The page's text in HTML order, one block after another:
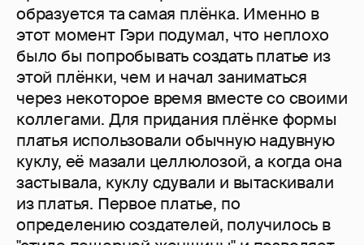
образуется та самая плёнка. Именно в
этот момент Гэри подумал, что неплохо
было бы попробывать создать платье из
этой плёнки, чем и начал заниматься
через некоторое время вместе со своими
коллегами. Для придания плёнке формы
платья использовали обычную надувную
куклу, её мазали целлюлозой, а когда она
застывала, куклу сдували и вытаскивали
из платья. Первое платье, по
определению создателей, получилось в